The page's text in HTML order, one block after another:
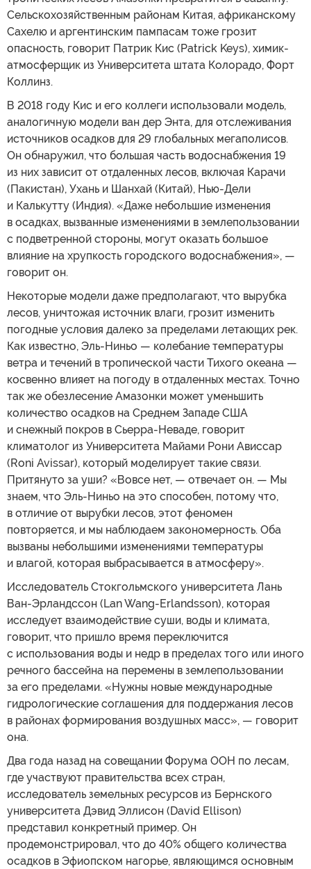
Сельскохозяйственным районам Китая, африканскому
Сахелю и аргентинским пампасам тоже грозит
опасность, говорит Патрик Кис (Patrick Keys), химик-
атмосферщик из Университета штата Колорадо, Форт
Коллинз.
В 2018 году Кис и его коллеги использовали модель,
аналогичную модели ван дер Энта, для отслеживания
источников осадков для 29 глобальных мегаполисов.
Он обнаружил, что большая часть водоснабжения 19
из них зависит от отдаленных лесов, включая Карачи
(Пакистан), Ухань и Шанхай (Китай), Нью-Дели
и Калькутту (Индия). «Даже небольшие изменения
в осадках, вызванные изменениями в землепользовании
с подветренной стороны, могут оказать большое
влияние на хрупкость городского водоснабжения», —
говорит он.
Некоторые модели даже предполагают, что вырубка
лесов, уничтожая источник влаги, грозит изменить
погодные условия далеко за пределами летающих рек.
Как известно, Эль-Ниньо — колебание температуры
ветра и течений в тропической части Тихого океана —
косвенно влияет на погоду в отдаленных местах. Точно
так же обезлесение Амазонки может уменьшить
количество осадков на Среднем Западе США
и снежный покров в Сьерра-Неваде, говорит
климатолог из Университета Майами Рони Ависсар
(Roni Avissar), который моделирует такие связи.
Притянуто за уши? «Вовсе нет, — отвечает он. — Мы
знаем, что Эль-Ниньо на это способен, потому что,
в отличие от вырубки лесов, этот феномен
повторяется, и мы наблюдаем закономерность. Оба
вызваны небольшими изменениями температуры
и влагой, которая выбрасывается в атмосферу».
Исследователь Стокгольмского университета Лань
Ван-Эрландссон (Lan Wang-Erlandsson), которая
исследует взаимодействие суши, воды и климата,
говорит, что пришло время переключится
с использования воды и недр в пределах того или иного
речного бассейна на перемены в землепользовании
за его пределами. «Нужны новые международные
гидрологические соглашения для поддержания лесов
в районах формирования воздушных масс», — говорит
она.
Два года назад на совещании Форума ООН по лесам,
где участвуют правительства всех стран,
исследователь земельных ресурсов из Бернского
университета Дэвид Эллисон (David Ellison)
представил конкретный пример. Он
продемонстрировал, что до 40% общего количества
осадков в Эфиопском нагорье, являющимся основным